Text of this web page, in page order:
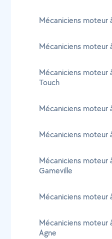
Mécaniciens moteur
Mécaniciens moteur
Mécaniciens moteur
Touch
Mécaniciens moteur
Mécaniciens moteur
Mécaniciens moteur
Gameville
Mécaniciens moteur
Mécaniciens moteur
Agne